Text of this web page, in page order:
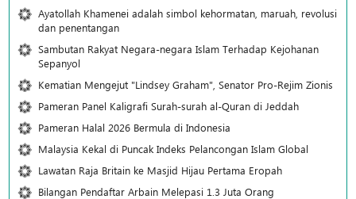
Ayatollah Khamenei adalah simbol kehormatan, maruah, revolusi
dan penentangan
Sambutan Rakyat Negara-negara Islam Terhadap Kejohanan
Sepanyol
Kematian Mengejut "Lindsey Graham", Senator Pro-Rejim Zionis
Pameran Panel Kaligrafi Surah-surah al-Quran di Jeddah
Pameran Halal 2026 Bermula di Indonesia
Malaysia Kekal di Puncak Indeks Pelancongan Islam Global
Lawatan Raja Britain ke Masjid Hijau Pertama Eropah
Bilangan Pendaftar Arbain Melepasi 1.3 Juta Orang